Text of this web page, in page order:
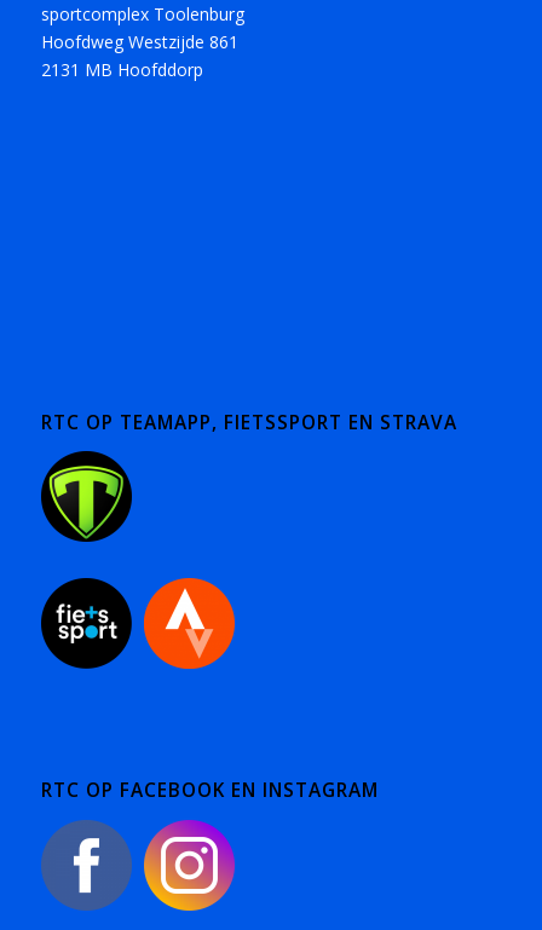
sportcomplex Toolenburg
Hoofdweg Westzijde 861
2131 MB Hoofddorp
RTC OP TEAMAPP, FIETSSPORT EN STRAVA
RTC OP FACEBOOK EN INSTAGRAM